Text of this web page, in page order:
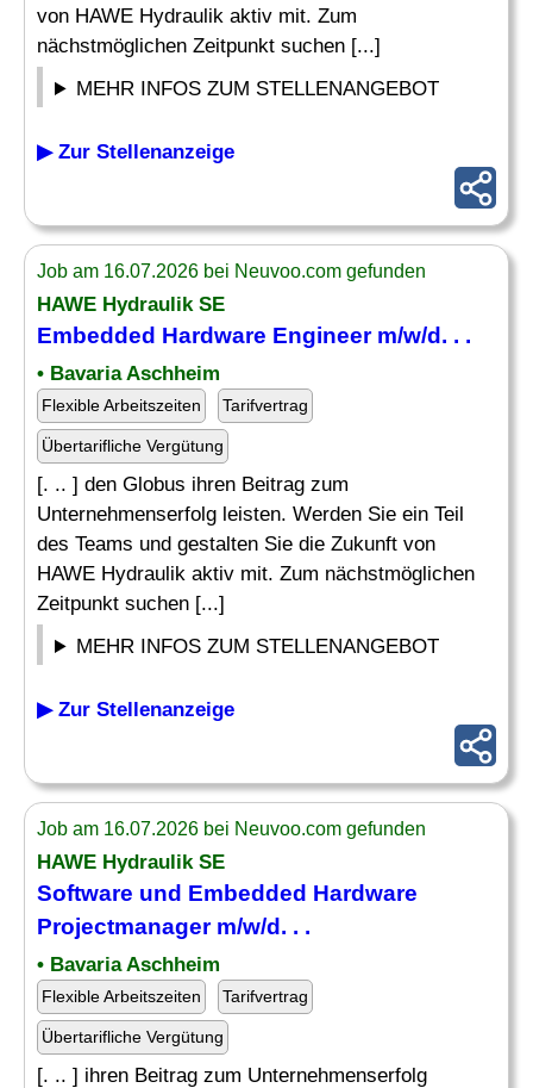
von HAWE Hydraulik aktiv mit. Zum
nächstmöglichen Zeitpunkt suchen [...]
MEHR INFOS ZUM STELLENANGEBOT
▶ Zur Stellenanzeige
Job am 16.07.2026 bei Neuvoo.com gefunden
HAWE Hydraulik SE
Embedded Hardware Engineer m/w/d. . .
• Bavaria Aschheim
Flexible Arbeitszeiten Tarifvertrag
Übertarifliche Vergütung
[. .. ] den Globus ihren Beitrag zum
Unternehmenserfolg leisten. Werden Sie ein Teil
des Teams und gestalten Sie die Zukunft von
HAWE Hydraulik aktiv mit. Zum nächstmöglichen
Zeitpunkt suchen [...]
MEHR INFOS ZUM STELLENANGEBOT
▶ Zur Stellenanzeige
Job am 16.07.2026 bei Neuvoo.com gefunden
HAWE Hydraulik SE
Software und Embedded Hardware
Projectmanager m/w/d. . .
• Bavaria Aschheim
Flexible Arbeitszeiten Tarifvertrag
Übertarifliche Vergütung
[. .. ] ihren Beitrag zum Unternehmenserfolg